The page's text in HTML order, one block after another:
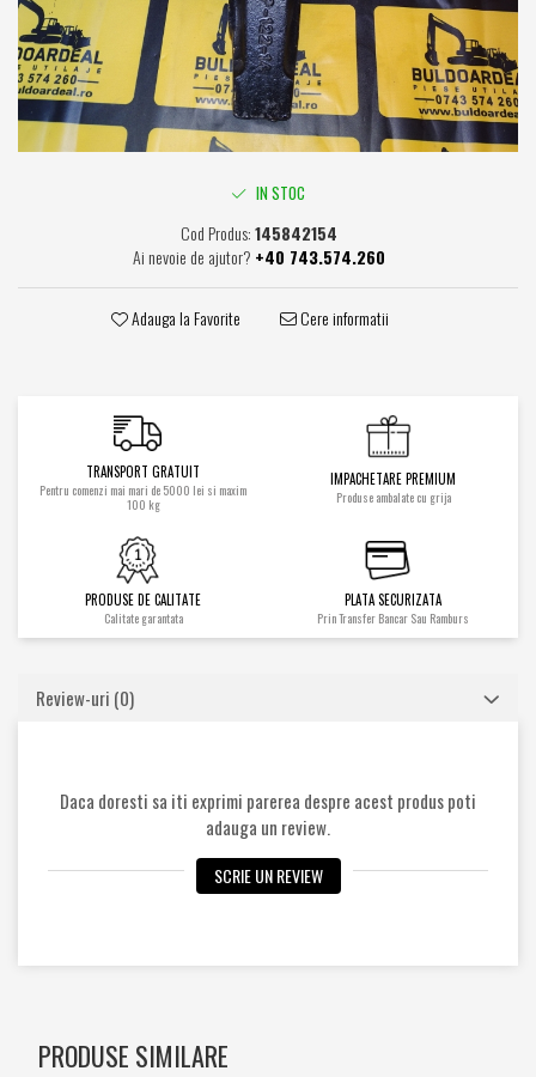
Caroserie / Cabina
Etansare
Garnituri
Simeringuri
Piese axe / punti
Role
Stelute / Sprocket
Diverse
Piese hidraulice
Pompe hidraulice
Piese rotire / Brate
IN STOC
Cod Produs:145842154
Ai nevoie de ajutor? +40 743.574.260
Adauga la Favorite Cere informatii
TRANSPORT GRATUIT
Pentru comenzi mai mari de 5000 lei si maxim
100 kg
IMPACHETARE PREMIUM
Produse ambalate cu grija
PRODUSE DE CALITATE
Calitate garantata
PLATA SECURIZATA
Prin Transfer Bancar Sau Ramburs
Review-uri (0)
Daca doresti sa iti exprimi parerea despre acest produs poti
adauga un review.
SCRIE UN REVIEW
PRODUSE SIMILARE